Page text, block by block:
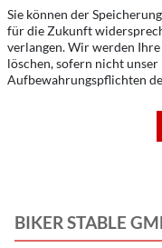
Sie können der
für die Zukunft
verlangen. Wir werden
löschen, sofern nicht
Aufbewahrungspflichten
BIKER STABLE